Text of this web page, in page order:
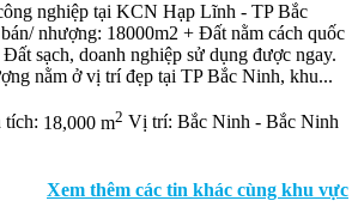
nghiệp tại KCN Hạp Lĩnh - TP Bắc
nhượng: 18000m2 + Đất nằm cách quốc
sạch, doanh nghiệp sử dụng được ngay.
nằm ở vị trí đẹp tại TP Bắc Ninh, khu...
tích: 18,000 m2 Vị trí: Bắc Ninh - Bắc Ninh
Xem thêm các tin khác cùng khu vực